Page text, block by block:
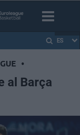
ES
•
al Barça